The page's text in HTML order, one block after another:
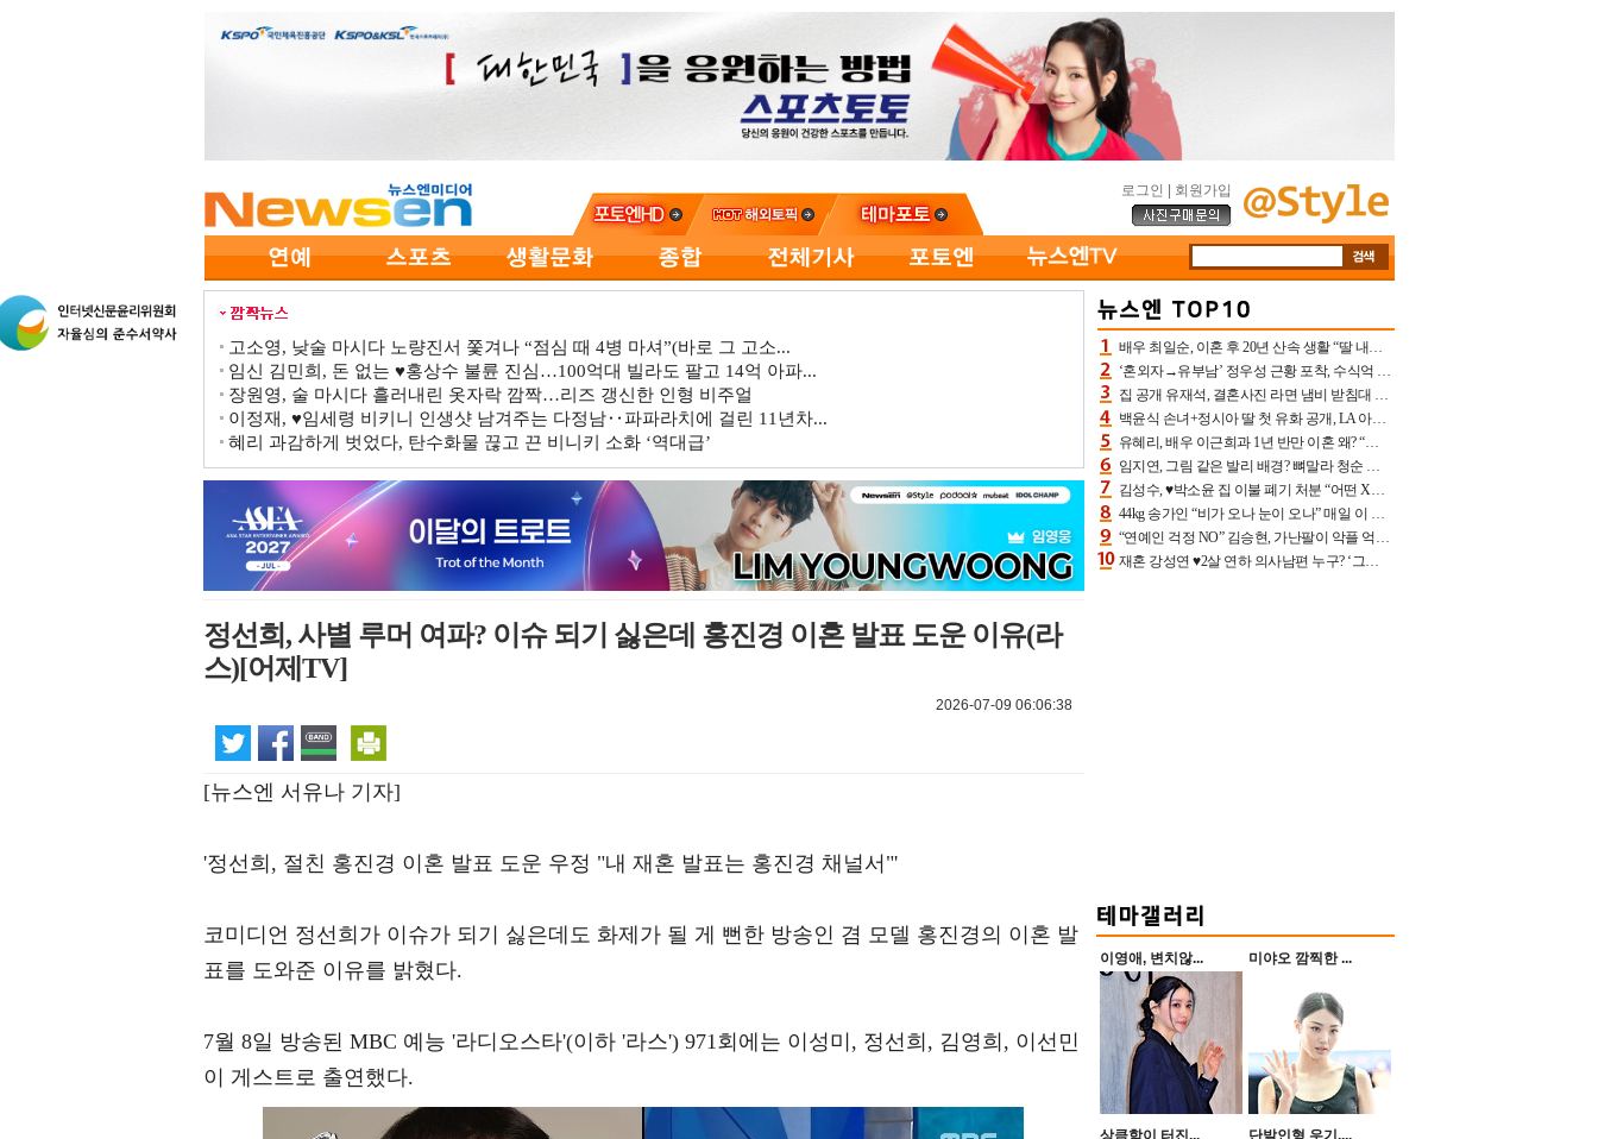
로그인 회원가입
고소영, 낮술 마시다 노량진서 쫓겨나 “점심 때 4병 마셔”(바로 그 고소...
임신 김민희, 돈 없는 ♥홍상수 불륜 진심…100억대 빌라도 팔고 14억 아파...
장원영, 술 마시다 흘러내린 옷자락 깜짝…리즈 갱신한 인형 비주얼
이정재, ♥임세령 비키니 인생샷 남겨주는 다정남‥파파라치에 걸린 11년차...
혜리 과감하게 벗었다, 탄수화물 끊고 끈 비니키 소화 ‘역대급’
정선희, 사별 루머 여파? 이슈 되기 싫은데 홍진경 이혼 발표 도운 이유(라
스)[어제TV]
2026-07-09 06:06:38
[뉴스엔 서유나 기자]
'정선희, 절친 홍진경 이혼 발표 도운 우정 "내 재혼 발표는 홍진경 채널서"'
코미디언 정선희가 이슈가 되기 싫은데도 화제가 될 게 뻔한 방송인 겸 모델 홍진경의 이혼 발
표를 도와준 이유를 밝혔다.
7월 8일 방송된 MBC 예능 '라디오스타'(이하 '라스') 971회에는 이성미, 정선희, 김영희, 이선민
이 게스트로 출연했다.
배우 최일순, 이혼 후 20년 산속 생활 “딸 내가 버렸다고 원망‥맘 아파”(특종)[어제TV]
‘혼외자→유부남’ 정우성 근황 포착, 수식억 해킹 피해 후배 만났다 “존경하는”
집 공개 유재석, 결혼사진 라면 냄비 받침대 되고 분노‥가족사진도 피해(놀뭐)[어제TV]
백윤식 손녀+정시아 딸 첫 유화 공개, LA 아트쇼→서울국제조각페스타 작가다운 수준급 실력
유혜리, 배우 이근희과 1년 반만 이혼 왜? “식칼 꽂고 의자 던져” 충격 폭로(특종)[어제TV]
임지연, 그림 같은 발리 배경? 뼈말라 청순 비키니 핏에 상대 안 되네
김성수, ♥박소윤 집 이불 폐기 처분 “어떤 X이랑 썼을지 몰라” 질투(신랑수업2)[어제TV]
44kg 송가인 “비가 오나 눈이 오나” 매일 이 운동, 허벅지 근육량 상승+체지방 감소
“연예인 걱정 NO” 김승현, 가난팔이 악플 억울할만‥아내+딸과 日 여행
재혼 강성연 ♥2살 연하 의사남편 누구? ‘그알’ 자문의에 훈남 비주얼 초엘리트 스펙 [종합]
이영애, 변치않... 미야오 깜찍한 ...
상큼함이 터진... 단발인형 우기,...